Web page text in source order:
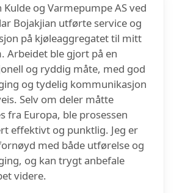
Kulde og Varmepumpe AS ved
Bojakjian utførte service og
på kjøleaggregatet til mitt
Arbeidet ble gjort på en
og ryddig måte, med god
og tydelig kommunikasjon
Selv om deler måtte
fra Europa, ble prosessen
effektivt og punktlig. Jeg er
med både utførelse og
og kan trygt anbefale
videre.